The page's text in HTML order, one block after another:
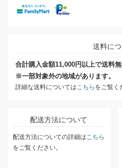
送料に
合計購入金額11,000円以上で送料
※一部対象外の地域があります。
詳細な送料についてはこちら をご覧く
配送方法について
配送方法についての詳細はこちら
をご覧ください。